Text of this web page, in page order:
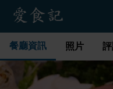
餐廳資訊 照片